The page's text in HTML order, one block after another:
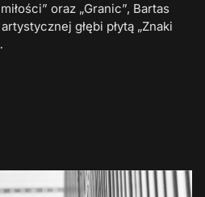
oraz „Granic”, Bartas
głębi płytą „Znaki